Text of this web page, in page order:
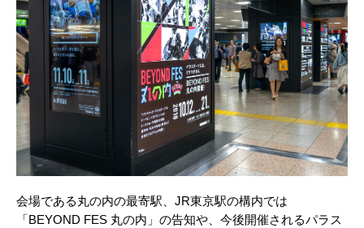
会場である丸の内の最寄駅、JR東京駅の構内では
「BEYOND FES 丸の内」の告知や、今後開催されるパラス